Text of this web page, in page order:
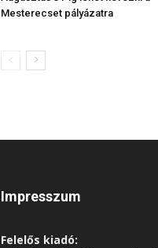
Mesterecset pályázatra
Impresszum
Felelős kiadó: